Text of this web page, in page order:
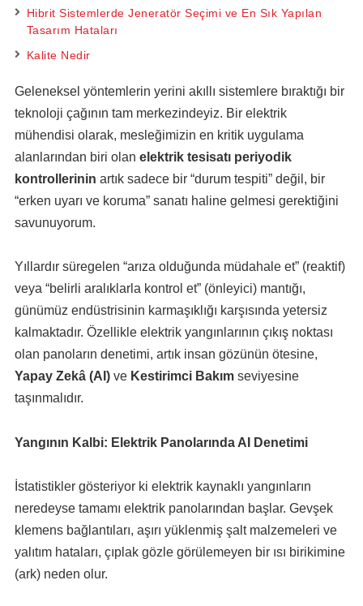
Hibrit Sistemlerde Jeneratör Seçimi ve En Sık Yapılan
Tasarım Hataları
Kalite Nedir
Geleneksel yöntemlerin yerini akıllı sistemlere bıraktığı bir
teknoloji çağının tam merkezindeyiz. Bir elektrik
mühendisi olarak, mesleğimizin en kritik uygulama
alanlarından biri olan elektrik tesisatı periyodik
kontrollerinin artık sadece bir “durum tespiti” değil, bir
“erken uyarı ve koruma” sanatı haline gelmesi gerektiğini
savunuyorum.
Yıllardır süregelen “arıza olduğunda müdahale et” (reaktif)
veya “belirli aralıklarla kontrol et” (önleyici) mantığı,
günümüz endüstrisinin karmaşıklığı karşısında yetersiz
kalmaktadır. Özellikle elektrik yangınlarının çıkış noktası
olan panoların denetimi, artık insan gözünün ötesine,
Yapay Zekâ (AI)ve Kestirimci Bakımseviyesine
taşınmalıdır.
Yangının Kalbi: Elektrik Panolarında AI Denetimi
İstatistikler gösteriyor ki elektrik kaynaklı yangınların
neredeyse tamamı elektrik panolarından başlar. Gevşek
klemens bağlantıları, aşırı yüklenmiş şalt malzemeleri ve
yalıtım hataları, çıplak gözle görülemeyen bir ısı birikimine
(ark) neden olur.